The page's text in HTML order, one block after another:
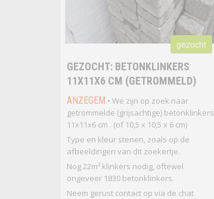
gezocht
GEZOCHT: BETONKLINKERS
11X11X6 CM (GETROMMELD)
ANZEGEM • We zijn op zoek naar
getrommelde (grijsachtige) betonklinkers
11x11x6 cm . (of 10,5 x 10,5 x 6 cm)
Type en kleur stenen, zoals op de
afbeeldingen van dit zoekertje.
Nog 22m² klinkers nodig, oftewel
ongeveer 1830 betonklinkers.
Neem gerust contact op via de chat